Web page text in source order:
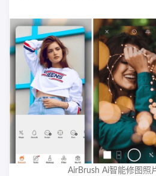
AirBrush Ai智能修图照